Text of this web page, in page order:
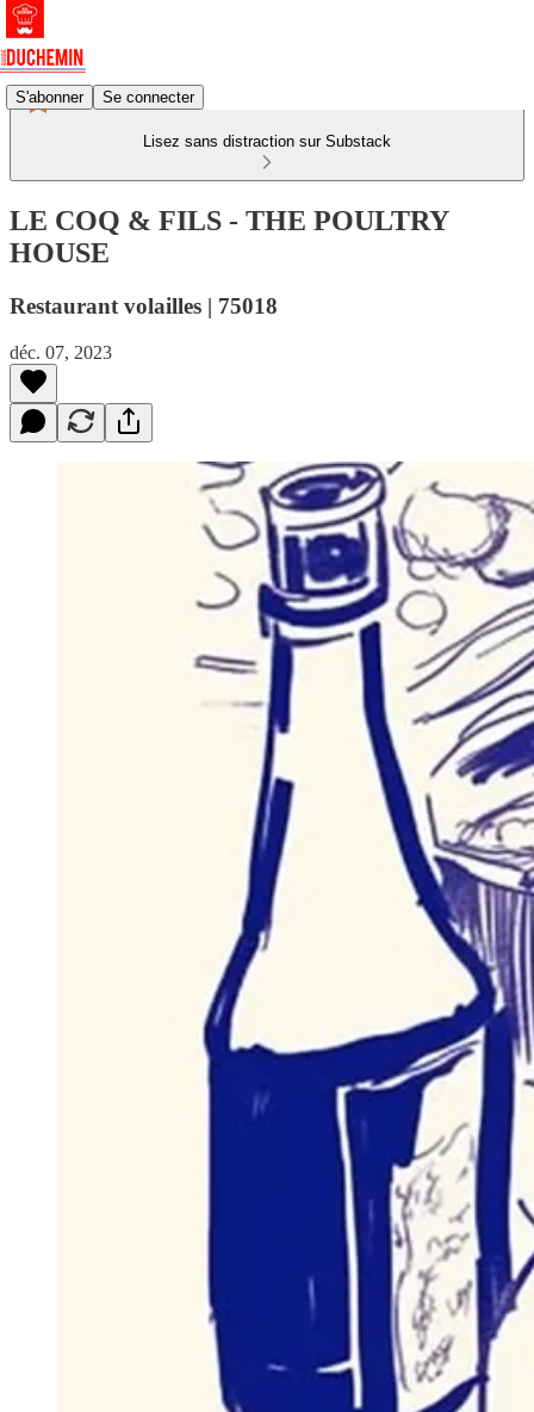
S'abonner Se connecter
Lisez sans distraction sur Substack
LE COQ & FILS - THE POULTRY
HOUSE
Restaurant volailles | 75018
déc. 07, 2023